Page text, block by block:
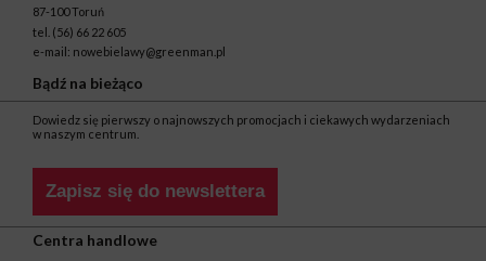
87-100 Toruń
tel. (56) 66 22 605
e-mail: nowebielawy@greenman.pl
Bądź na bieżąco
Dowiedz się pierwszy o najnowszych promocjach i ciekawych wydarzeniach
w naszym centrum.
Zapisz się do newslettera
Centra handlowe